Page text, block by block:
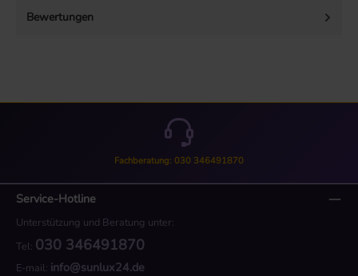
Bewertungen
Fachberatung: 030 346491870
Service-Hotline
Unterstützung und Beratung unter:
Tel: 030 346491870
E-mail: info@sunlux24.de